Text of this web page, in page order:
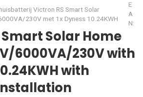
Victron RS Smart Solar
230V met 1x Dyness 10.24KWH
E
A
N:
Solar Home
6000VA/230V with
with